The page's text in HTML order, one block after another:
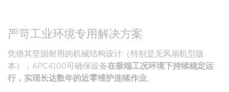
严苛工业环境专用解决方案
凭借其坚固耐用的机械结构设计（特别是无风扇机型版
本），APC4100可确保设备在极端工况环境下持续稳定运
行，实现长达数年的近零维护连续作业。